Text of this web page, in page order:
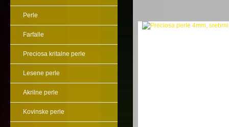
Perle
Farfalle
Preciosa kritalne perle
Lesene perle
Akrilne perle
Kovinske perle